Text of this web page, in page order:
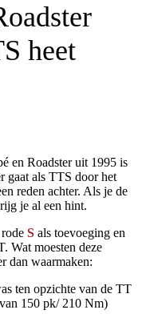
heet
en Roadster uit 1995 is
gaat als TTS door het
reden achter. Als je de
je al een hint.
S als toevoeging en
Wat moesten deze
dan waarmaken:
ten opzichte van de TT
150 pk/ 210 Nm)